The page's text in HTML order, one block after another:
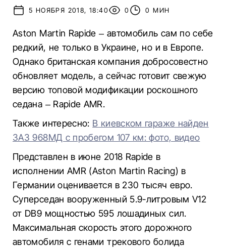
5 НОЯБРЯ 2018, 18:40 0 0 МИН
Aston Martin Rapide – автомобиль сам по себе
редкий, не только в Украине, но и в Европе.
Однако британская компания добросовестно
обновляет модель, а сейчас готовит свежую
версию топовой модификации роскошного
седана – Rapide AMR.
Также интересно: В киевском гараже найден
ЗАЗ 968МД с пробегом 107 км: фото, видео
Представлен в июне 2018 Rapide в
исполнении AMR (Aston Martin Racing) в
Германии оценивается в 230 тысяч евро.
Суперседан вооруженный 5.9-литровым V12
от DB9 мощностью 595 лошадиных сил.
Максимальная скорость этого дорожного
автомобиля с генами трекового болида